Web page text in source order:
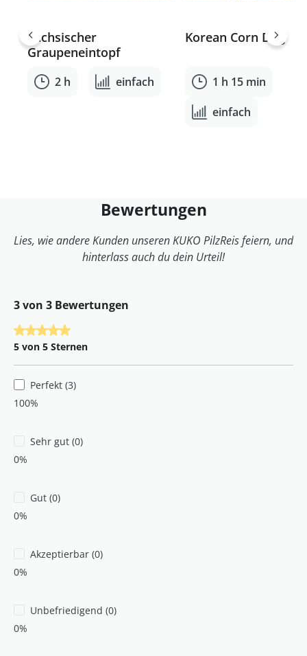
Sächsischer
Graupeneintopf
2 h einfach
Korean Corn Dog
1 h 15 min
einfach
Bewertungen
Lies, wie andere Kunden unseren KUKO PilzReis feiern, und
hinterlass auch du dein Urteil!
3 von 3 Bewertungen
Durchschnittliche Bewertung von 5 von 5 Sternen
5 von 5 Sternen
Perfekt (3)
100%
Sehr gut (0)
0%
Gut (0)
0%
Akzeptierbar (0)
0%
Unbefriedigend (0)
0%